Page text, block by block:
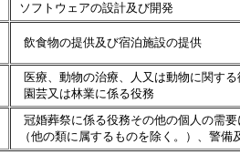
ソフトウェアの設計及び開発
飲食物の提供及び宿泊施設の提供
医療、動物の治療、人又は動物に関する
園芸又は林業に係る役務
冠婚葬祭に係る役務その他の個人の需
（他の類に属するものを除く。）、警備